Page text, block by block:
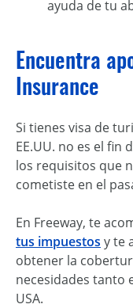
ayuda de tu
Encuentra
Insurance
Si tienes visa de
EE.UU. no es el fin
los requisitos que
cometiste en el
En Freeway, te
tus impuestos y te
obtener la
necesidades tanto
USA.